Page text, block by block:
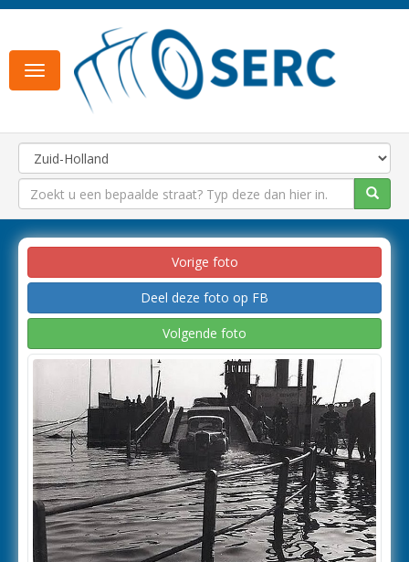
Toggle
navigation
Vorige foto
Deel deze foto op FB
Volgende foto